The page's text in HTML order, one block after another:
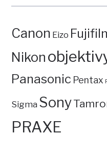
Canon Eizo
Nikon
Panasonic Pentax
Sigma Sony
PRAXE